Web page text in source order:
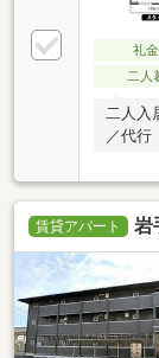
礼
二人
二人入
／代行
賃貸アパート 岩